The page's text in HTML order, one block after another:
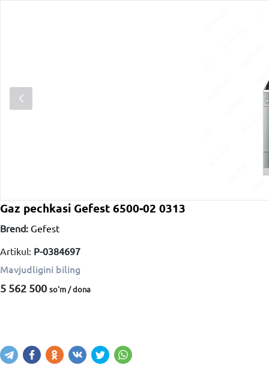
Gaz pechkasi Gefest 6500-02 0313
Brend: Gefest
Artikul: P-0384697
Mavjudligini biling
5 562 500 so'm / dona